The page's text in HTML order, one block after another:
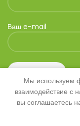
Ваш e-mail
Мы используем
взаимодействие с
вы соглашаетесь